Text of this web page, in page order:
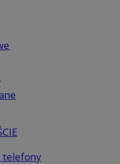
telefony